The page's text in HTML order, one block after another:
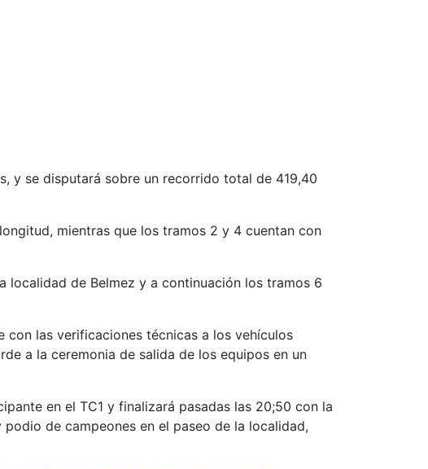
y se disputará sobre un recorrido total de 419,40
mientras que los tramos 2 y 4 cuentan con
de Belmez y a continuación los tramos 6
las verificaciones técnicas a los vehículos
a la ceremonia de salida de los equipos en un
en el TC1 y finalizará pasadas las 20;50 con la
de campeones en el paseo de la localidad,